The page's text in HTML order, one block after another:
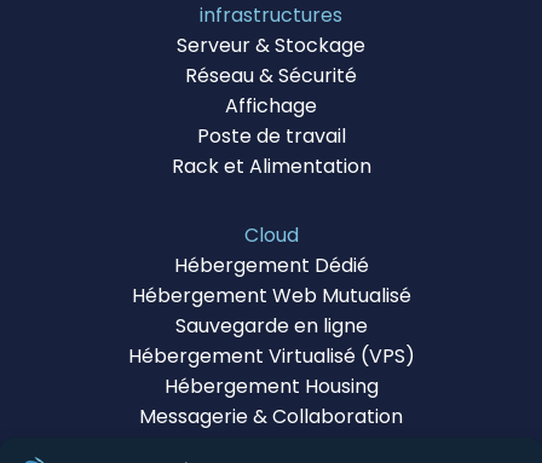
infrastructures
Serveur & Stockage
Réseau & Sécurité
Affichage
Poste de travail
Rack et Alimentation
Cloud
Hébergement Dédié
Hébergement Web Mutualisé
Sauvegarde en ligne
Hébergement Virtualisé (VPS)
Hébergement Housing
Messagerie & Collaboration